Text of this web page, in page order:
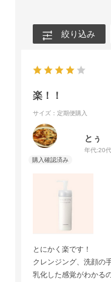
絞り込み
楽！！
サイズ：定期便購入
とぅ
年代:20代
とにかく楽です！
クレンジング、洗顔の
乳化した感覚がわかる